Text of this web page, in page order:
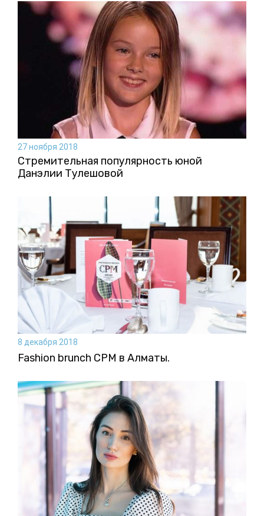
27 ноября 2018
Стремительная популярность юной
Данэлии Тулешовой
8 декабря 2018
Fashion brunch CPM в Алматы.